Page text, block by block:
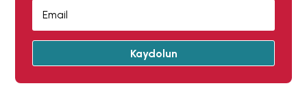
Kaydolun